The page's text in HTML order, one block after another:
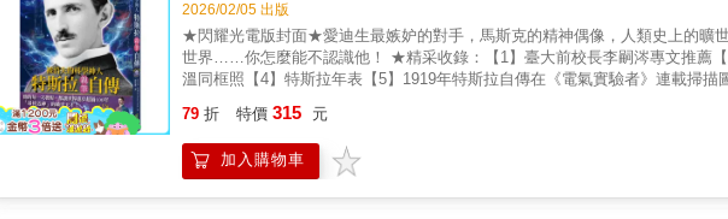
2026/02/05 出版
★閃耀光電版封面★愛迪生最嫉妒的對手，馬斯克的精神偶像，人類史上的曠
世界……你怎麼能不認識他！ ★精采收錄：【1】臺大前校長李嗣涔專文推薦
溫同框照【4】特斯拉年表【5】1919年特斯拉自傳在《電氣實驗者》連載掃
等等★他一生專利數百項，但他撕毀了交流電專利，讓我們得以方便又便宜的
為T 尼古拉‧特斯拉，是電氣時代真正的先知！！！他的每一次預言，都能
端」！ 他致力推廣的「高頻交流電」是現今工業和社會供電的主流，更是
79 折 特價 315 元
加入購物車